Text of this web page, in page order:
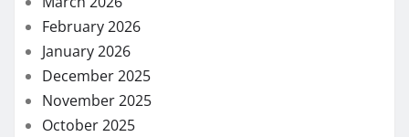
February 2026
January 2026
December 2025
November 2025
October 2025